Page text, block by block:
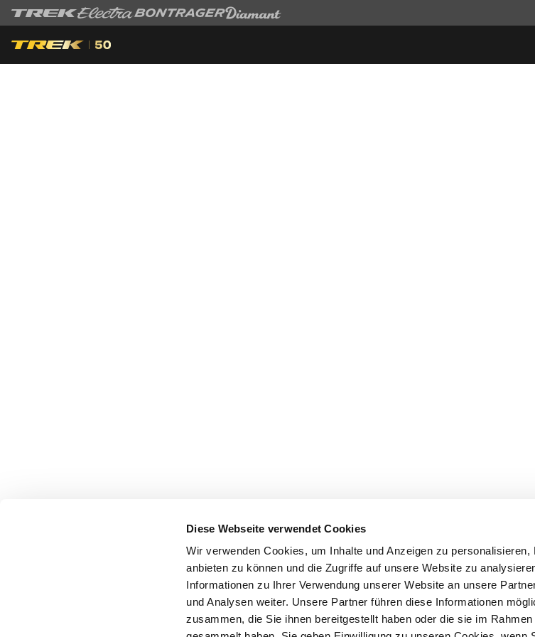
Diese Webseite verwendet Cookies
Wir verwenden Cookies, um Inhalte und Anzeigen zu
anbieten zu können und die Zugriffe auf unsere Website zu
Informationen zu Ihrer Verwendung unserer Website an unsere
und Analysen weiter. Unsere Partner führen diese Informationen
zusammen, die Sie ihnen bereitgestellt haben oder die sie im